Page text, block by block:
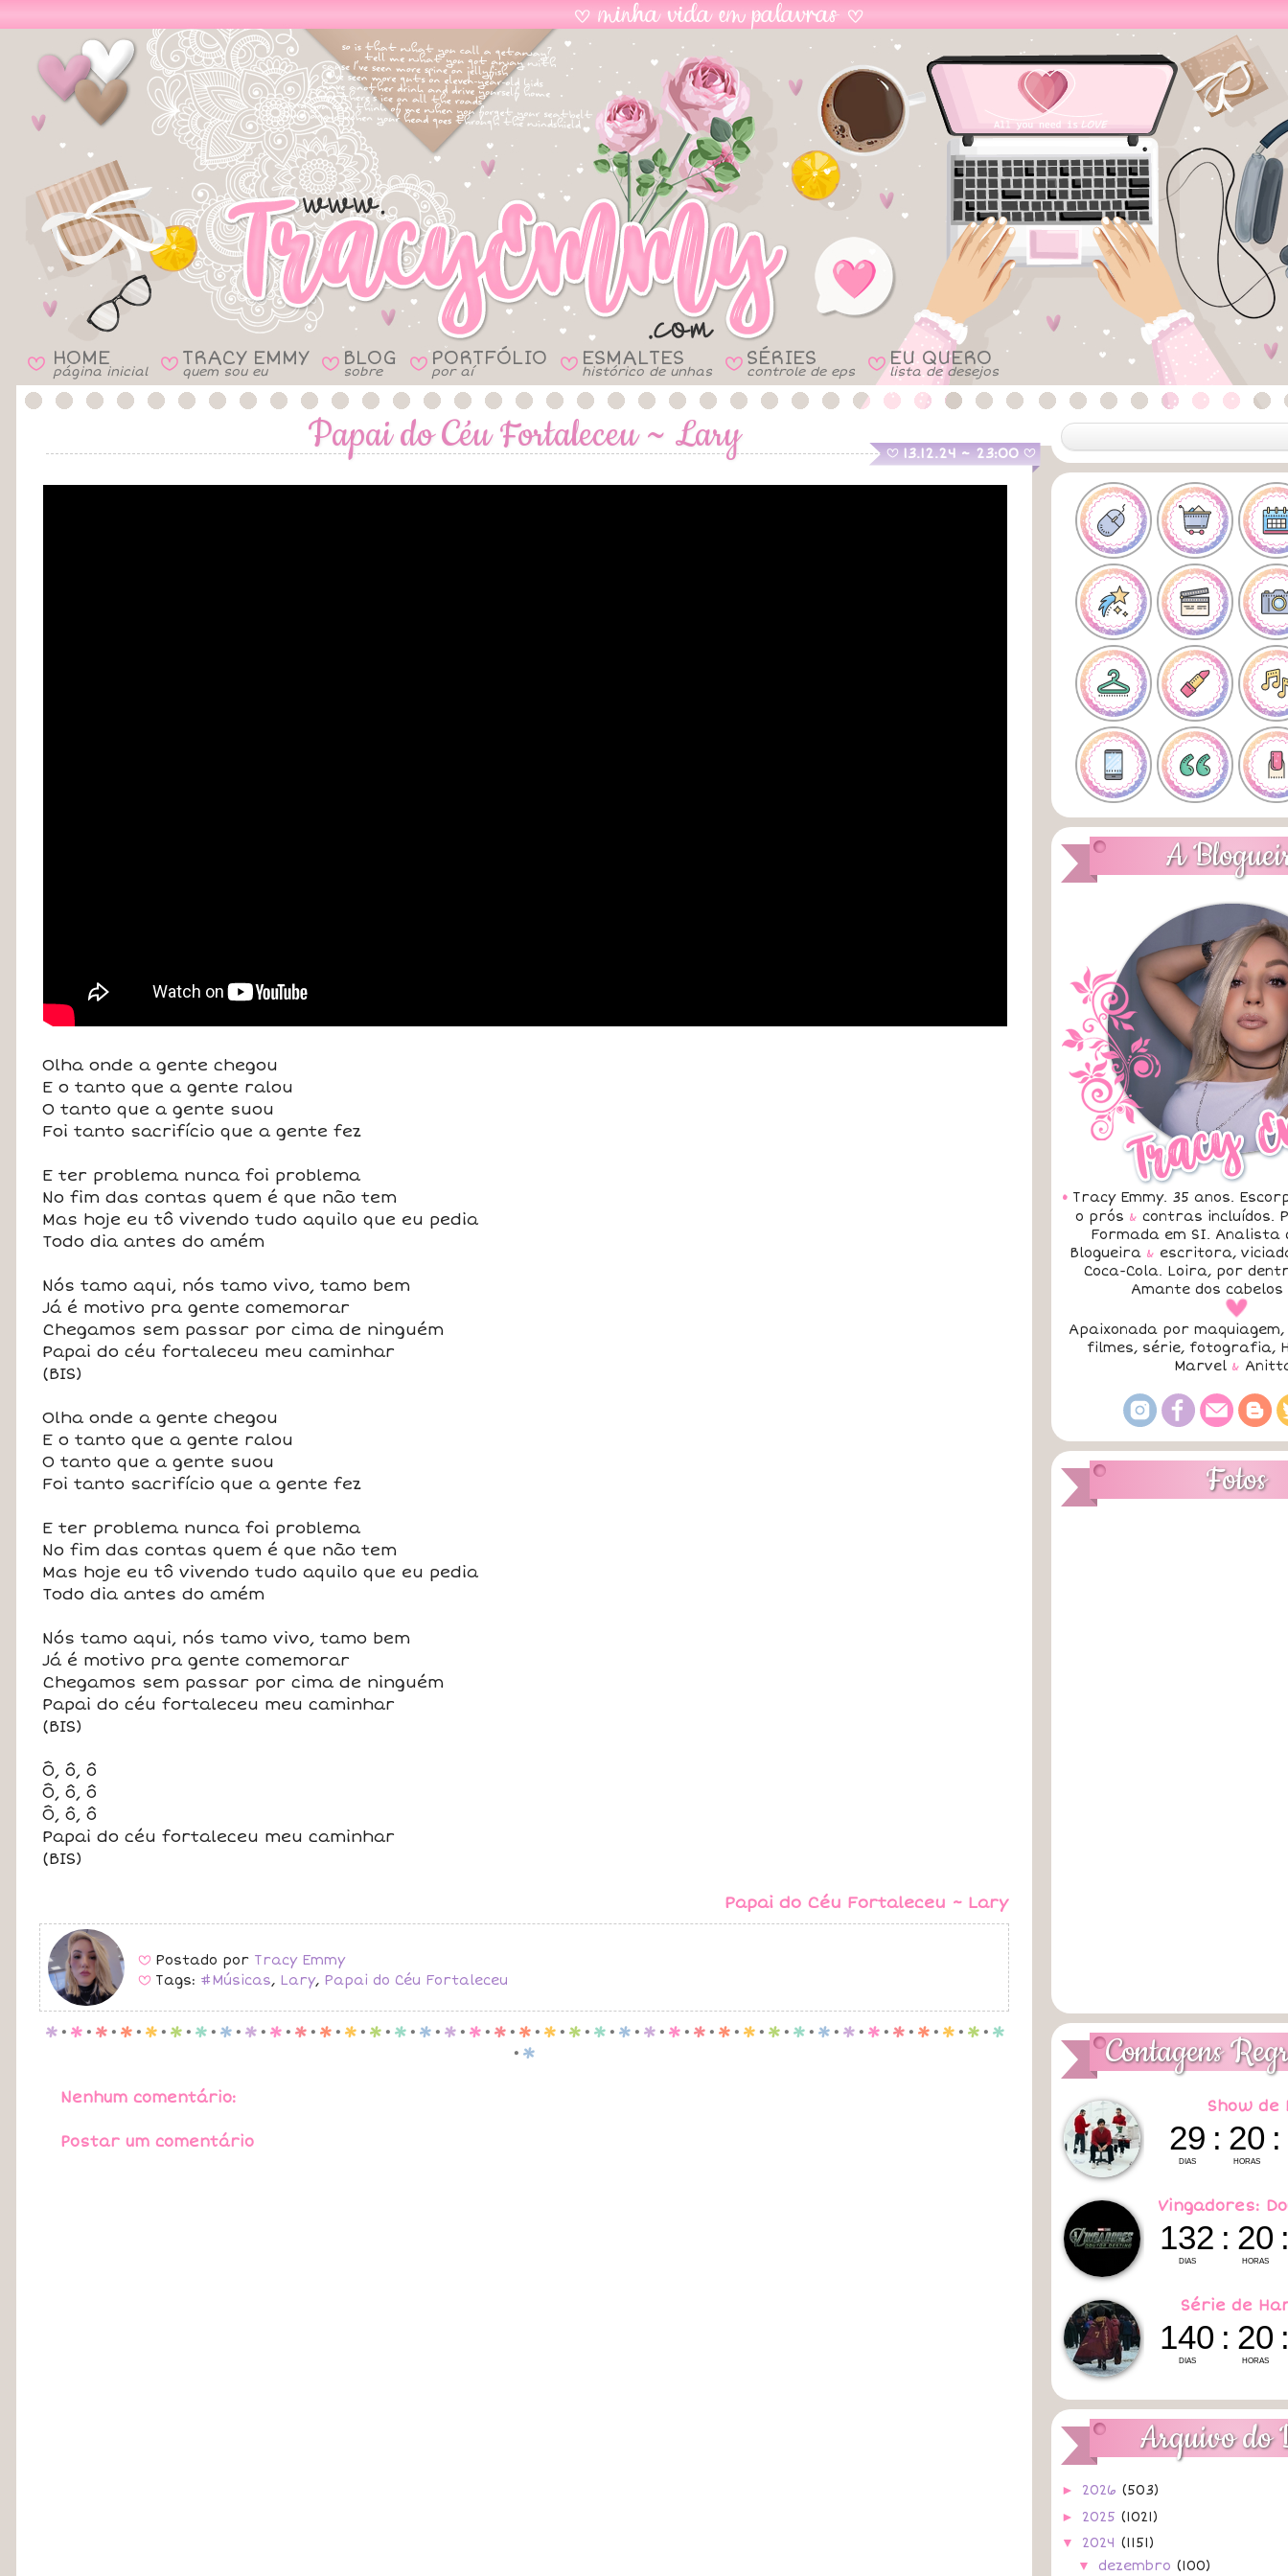
B HOME
página inicial B TRACY EMMY
quem sou eu B BLOG
sobre B PORTFÓLIO
por aí B ESMALTES
histórico de unhas B SÉRIES
controle de eps B EU QUERO
lista de desejos
Papai do Céu Fortaleceu ~ Lary B 13.12.24 ~ 23:00 B
Olha onde a gente chegou
E o tanto que a gente ralou
O tanto que a gente suou
Foi tanto sacrifício que a gente fez
E ter problema nunca foi problema
No fim das contas quem é que não tem
Mas hoje eu tô vivendo tudo aquilo que eu pedia
Todo dia antes do amém
Nós tamo aqui, nós tamo vivo, tamo bem
Já é motivo pra gente comemorar
Chegamos sem passar por cima de ninguém
Papai do céu fortaleceu meu caminhar
(BIS)
Olha onde a gente chegou
E o tanto que a gente ralou
O tanto que a gente suou
Foi tanto sacrifício que a gente fez
E ter problema nunca foi problema
No fim das contas quem é que não tem
Mas hoje eu tô vivendo tudo aquilo que eu pedia
Todo dia antes do amém
Nós tamo aqui, nós tamo vivo, tamo bem
Já é motivo pra gente comemorar
Chegamos sem passar por cima de ninguém
Papai do céu fortaleceu meu caminhar
(BIS)
Ô, ô, ô
Ô, ô, ô
Ô, ô, ô
Papai do céu fortaleceu meu caminhar
(BIS)
Papai do Céu Fortaleceu ~ Lary
B Postado por Tracy Emmy
B Tags: #Músicas, Lary, Papai do Céu Fortaleceu
p . p . p . p . p . p . p . p . p . p . p . p . p . p . p . p . p . p . p . p . p . p . p . p . p . p . p . p . p . p . p . p . p . p . p . p . p . p . p
. p
Nenhum comentário:
Postar um comentário
A
• Tracy Emmy. 35 anos.
o prós & contras incluídos.
Formada em SI. Analista
Blogueira & escritora,
Coca-Cola. Loira, por
Amante dos
a
Apaixonada por maquiagem,
filmes, série, fotografia,
Marvel &
Fotos
Contagens
Show de
Vingadores:
Série de
Arquivo do
► 2026 (503)
► 2025 (1021)
▼ 2024 (1151)
▼ dezembro (100)